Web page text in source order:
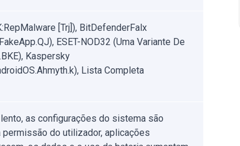
[Trj]), BitDefenderFalx
ESET-NOD32 (Uma Variante De
Kaspersky
Lista Completa
as configurações do sistema são
do utilizador, aplicações